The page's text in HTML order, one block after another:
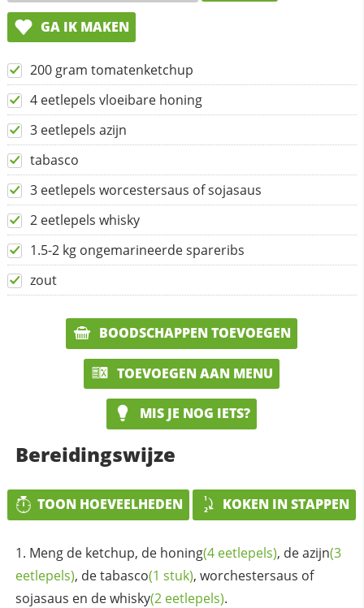
GA IK MAKEN
200 gram tomatenketchup
4 eetlepels vloeibare honing
3 eetlepels azijn
tabasco
3 eetlepels worcestersaus of sojasaus
2 eetlepels whisky
1.5-2 kg ongemarineerde spareribs
zout
BOODSCHAPPEN TOEVOEGEN
TOEVOEGEN AAN MENU
MIS JE NOG IETS?
Bereidingswijze
TOON HOEVEELHEDEN KOKEN IN STAPPEN
Meng de ketchup, de honing(4 eetlepels), deazijn(3
eetlepels), detabasco(1 stuk), worchestersaus of
sojasaus en dewhisky(2 eetlepels).